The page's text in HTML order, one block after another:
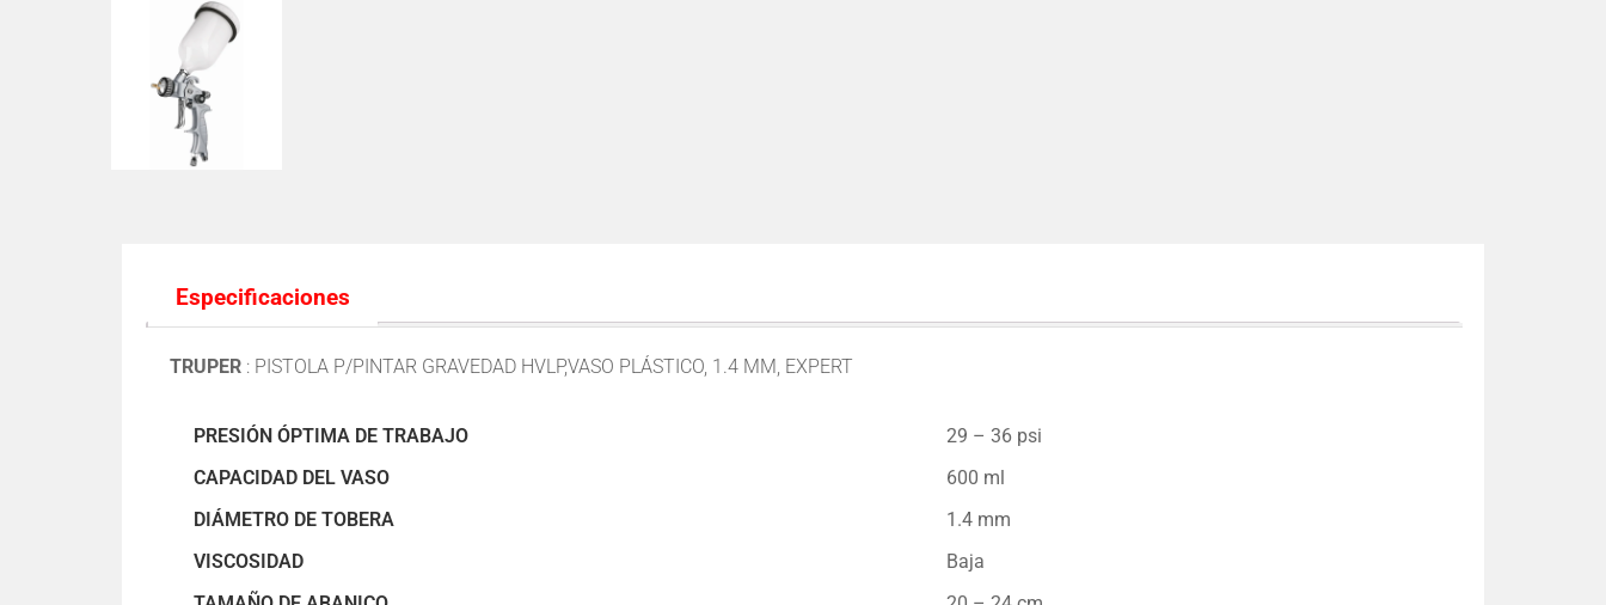
Especificaciones
TRUPER : PISTOLA P/PINTAR GRAVEDAD HVLP,VASO PLÁSTICO, 1.4 MM, EXPERT
PRESIÓN ÓPTIMA DE TRABAJO
29 – 36 psi
CAPACIDAD DEL VASO
600 ml
DIÁMETRO DE TOBERA
1.4 mm
VISCOSIDAD
Baja